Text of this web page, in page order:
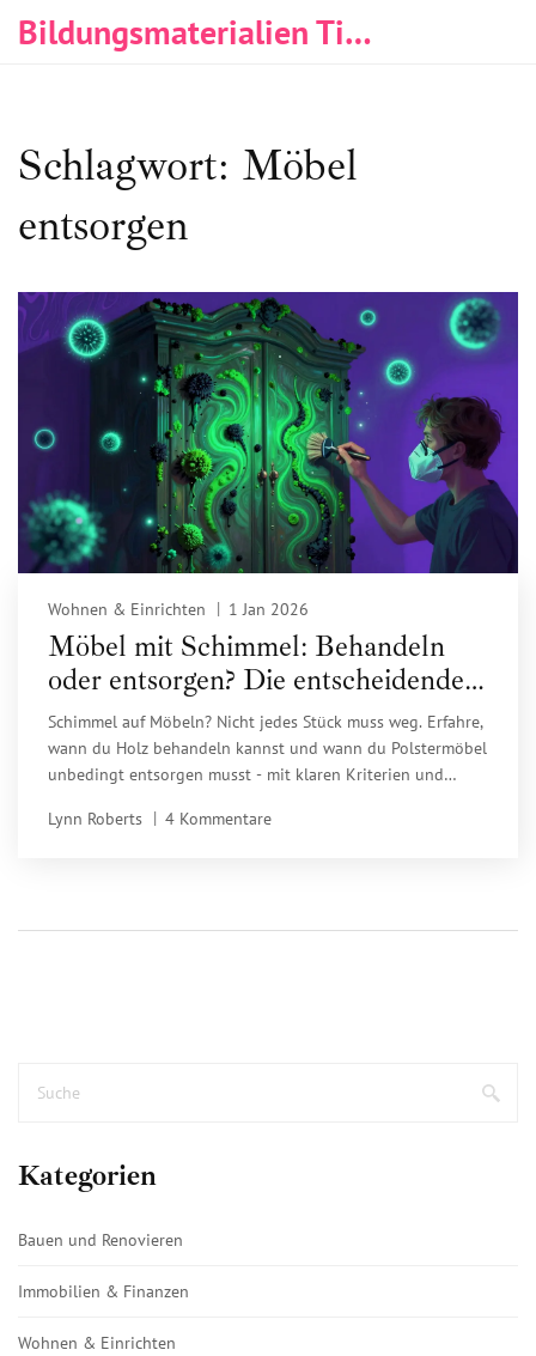
Bildungsmaterialien Tischlerei & Immobilien
Schlagwort: Möbel
entsorgen
Wohnen & Einrichten 1 Jan 2026
Möbel mit Schimmel: Behandeln
oder entsorgen? Die entscheidenden
Kriterien 2026
Schimmel auf Möbeln? Nicht jedes Stück muss weg. Erfahre,
wann du Holz behandeln kannst und wann du Polstermöbel
unbedingt entsorgen musst - mit klaren Kriterien und
Lynn Roberts
4 Kommentare
Kategorien
Bauen und Renovieren
Immobilien & Finanzen
Wohnen & Einrichten